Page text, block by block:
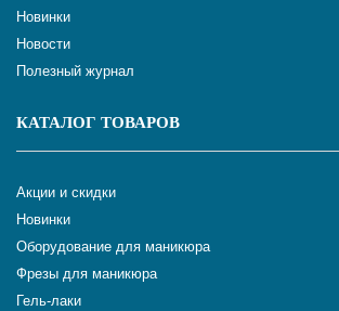
Новинки
Новости
Полезный журнал
КАТАЛОГ ТОВАРОВ
Акции и скидки
Новинки
Оборудование для маникюра
Фрезы для маникюра
Гель-лаки